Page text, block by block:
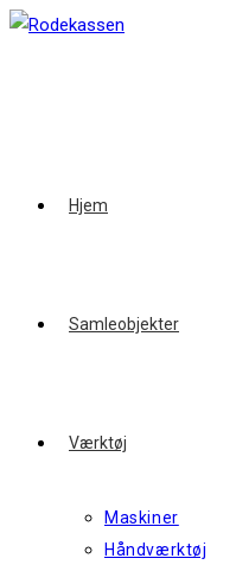
Skip
Hjem
Samleobjekter
Værktøj
Maskiner
Håndværktøj